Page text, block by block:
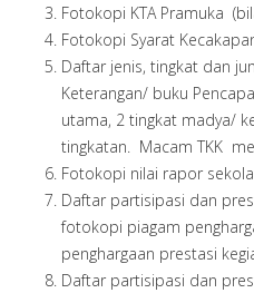
Fotokopi KTA Pramuka
Fotokopi Syarat
Daftar jenis, tingkat dan
Keterangan/ buku
utama, 2 tingkat madya/
tingkatan. Macam TKK
Fotokopi nilai rapor
Daftar partisipasi dan
fotokopi piagam
penghargaan prestasi
Daftar partisipasi dan